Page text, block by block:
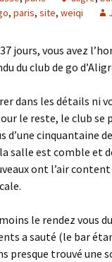
, paris, site, weiqi
jours, vous avez
du club de go
dans les détails ni
le reste, le club se
d’une cinquantaine
salle est comble et
ont l’air content
le rendez vous
a sauté (le bar
presque trouvé une